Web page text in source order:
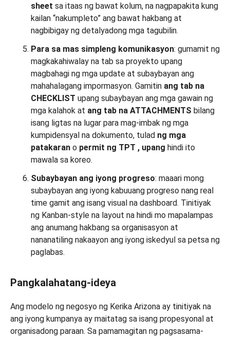
sheet sa itaas ng bawat kolum, na nagpapakita kung
kailan “nakumpleto” ang bawat hakbang at
nagbibigay ng detalyadong mga tagubilin.
Para sa mas simpleng komunikasyon: gumamit ng
magkakahiwalay na tab sa proyekto upang
magbahagi ng mga update at subaybayan ang
mahahalagang impormasyon. Gamitin ang tab na
CHECKLIST upang subaybayan ang mga gawain ng
mga kalahok at ang tab na ATTACHMENTS bilang
isang ligtas na lugar para mag-imbak ng mga
kumpidensyal na dokumento, tulad ng mga
patakaran o permit ng TPT , upang hindi ito
mawala sa koreo.
Subaybayan ang iyong progreso: maaari mong
subaybayan ang iyong kabuuang progreso nang real
time gamit ang isang visual na dashboard. Tinitiyak
ng Kanban-style na layout na hindi mo mapalampas
ang anumang hakbang sa organisasyon at
nananatiling nakaayon ang iyong iskedyul sa petsa ng
paglabas.
Pangkalahatang-ideya
Ang modelo ng negosyo ng Kerika Arizona ay tinitiyak na
ang iyong kumpanya ay maitatag sa isang propesyonal at
organisadong paraan. Sa pamamagitan ng pagsasama-